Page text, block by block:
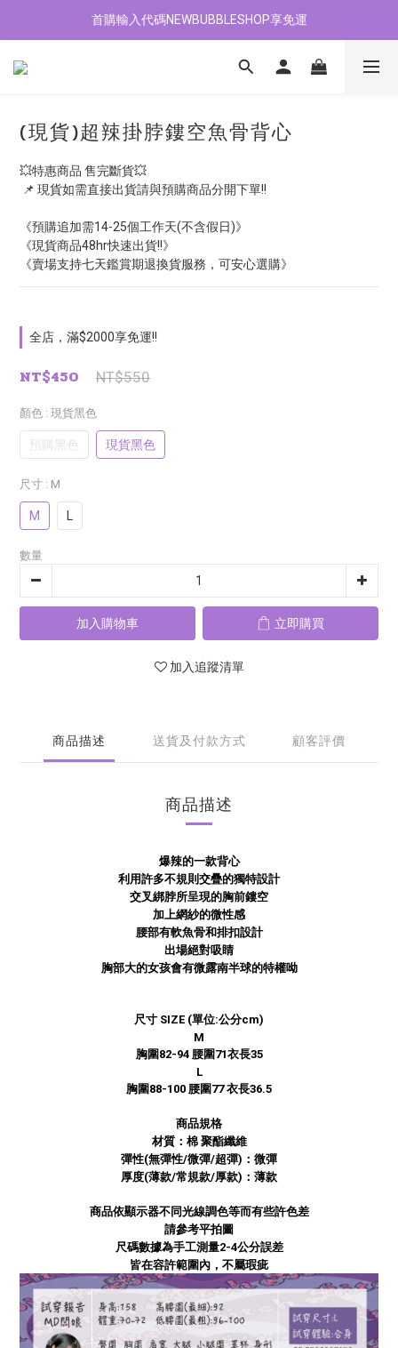
加入會員贈$100購物金
首購輸入代碼NEWBUBBLESHOP享免運
加入會員贈$100購物金
(現貨)超辣掛脖鏤空魚骨背心
💥特惠商品 售完斷貨💥
📌 現貨如需直接出貨請與預購商品分開下單!!
《預購追加需14-25個工作天(不含假日)》
《現貨商品48hr快速出貨!!》
《賣場支持七天鑑賞期退換貨服務，可安心選購》
全店，滿$2000享免運!!
NT$450 NT$550
顏色 : 現貨黑色
預購黑色 現貨黑色
尺寸 : M
M
數量
加入購物車 立即購買
加入追蹤清單
商品描述 送貨及付款方式 顧客評價
商品描述
爆辣的一款背心
利用許多不規則交疊的獨特設計
交叉綁脖所呈現的胸前鏤空
加上網紗的微性感
腰部有軟魚骨和排扣設計
出場絕對吸睛
胸部大的女孩會有微露南半球的特權呦
尺寸 SIZE (單位:公分cm)
M
胸圍82-94 腰圍71衣長35
L
胸圍88-100 腰圍77 衣長36.5
商品規格
材質：棉 聚酯纖維
彈性(無彈性/微彈/超彈)： 微彈
厚度(薄款/常規款/厚款)： 薄款
商品依顯示器不同光線調色等而有些許色差
請參考平拍圖
尺碼數據為手工測量2-4公分誤差
皆在容許範圍內，不屬瑕疵